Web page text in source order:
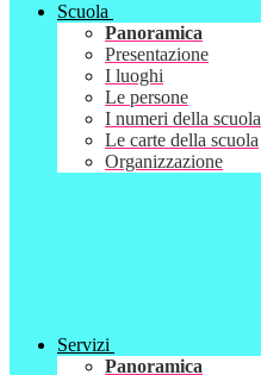
Scuola
Panoramica
Presentazione
I luoghi
Le persone
I numeri della scuola
Le carte della scuola
Organizzazione
Servizi
Panoramica